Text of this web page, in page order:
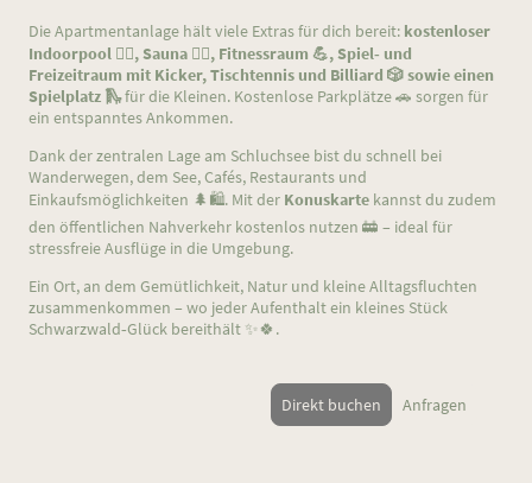
Die Apartmentanlage hält viele Extras für dich bereit: kostenloser
Indoorpool 🏊‍♀️, Sauna 🧖‍♀️, Fitnessraum 💪, Spiel‑ und
Freizeitraum mit Kicker, Tischtennis und Billiard 🎲 sowie einen
Spielplatz 🛝für die Kleinen. Kostenlose Parkplätze 🚗 sorgen für
ein entspanntes Ankommen.
Dank der zentralen Lage am Schluchsee bist du schnell bei
Wanderwegen, dem See, Cafés, Restaurants und
Einkaufsmöglichkeiten 🌲🛍️. Mit der Konuskarte kannst du zudem
den öffentlichen Nahverkehr kostenlos nutzen 🚋 – ideal für
stressfreie Ausflüge in die Umgebung.
Ein Ort, an dem Gemütlichkeit, Natur und kleine Alltagsfluchten
zusammenkommen – wo jeder Aufenthalt ein kleines Stück
Schwarzwald‑Glück bereithält ✨🍀.
Direkt buchen Anfragen